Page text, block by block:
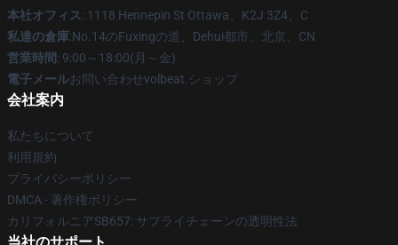
本社オフィス: 1118 Hennepin St Ottawa、K2J 3Z4、C
私達の倉庫:No.14のFuxingの道、Dehui都市、北京、CN
営業時間: 9:00～18:00(月～金)
電子メールお問い合わせvolbeat.ショップ
会社案内
私たちについて
利用規約
プライバシーポリシー
DMCA - 著作権ポリシー
カリフォルニアSB657: サプライチェーンの透明性法